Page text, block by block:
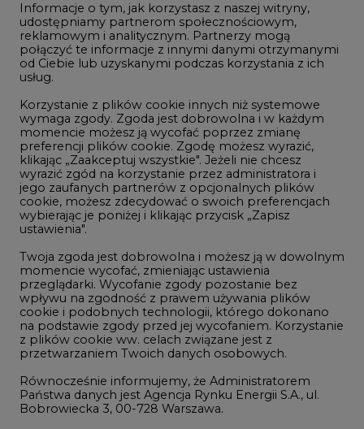
Gospodarka
Geopolityka
LTE450
Innowacje i AI
Telekomunikacja i IT
Handel emisjami CO2
Wodór
Górnictwo
Atom
Fotowoltaika
Offshore wind
Zielone samorządy
Zielona gospodarka
Informacje o tym, jak korzystasz z naszej witryny,
udostępniamy partnerom społecznościowym,
reklamowym i analitycznym. Partnerzy mogą
połączyć te informacje z innymi danymi otrzymanymi
od Ciebie lub uzyskanymi podczas korzystania z ich
usług.
Korzystanie z plików cookie innych niż systemowe
wymaga zgody. Zgoda jest dobrowolna i w każdym
momencie możesz ją wycofać poprzez zmianę
preferencji plików cookie. Zgodę możesz wyrazić,
klikając „Zaakceptuj wszystkie". Jeżeli nie chcesz
wyrazić zgód na korzystanie przez administratora i
jego zaufanych partnerów z opcjonalnych plików
cookie, możesz zdecydować o swoich preferencjach
wybierając je poniżej i klikając przycisk „Zapisz
ustawienia".
Twoja zgoda jest dobrowolna i możesz ją w dowolnym
momencie wycofać, zmieniając ustawienia
przeglądarki. Wycofanie zgody pozostanie bez
wpływu na zgodność z prawem używania plików
cookie i podobnych technologii, którego dokonano
na podstawie zgody przed jej wycofaniem. Korzystanie
z plików cookie ww. celach związane jest z
przetwarzaniem Twoich danych osobowych.
Równocześnie informujemy, że Administratorem
Państwa danych jest Agencja Rynku Energii S.A., ul.
Bobrowiecka 3, 00-728 Warszawa.